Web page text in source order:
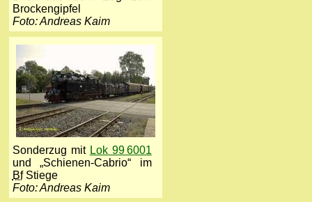
Brockengipfel
Foto: Andreas Kaim
Sonderzug mit Lok 99 6001
und „Schienen-Cabrio“ im
BfStiege
Foto: Andreas Kaim